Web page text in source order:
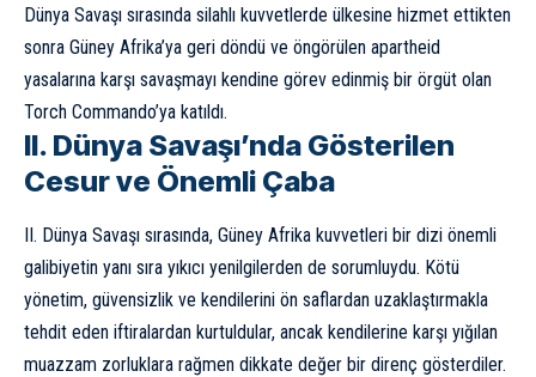
Dünya Savaşı sırasında silahlı kuvvetlerde ülkesine hizmet ettikten
sonra Güney Afrika’ya geri döndü ve öngörülen apartheid
yasalarına karşı savaşmayı kendine görev edinmiş bir örgüt olan
Torch Commando’ya katıldı.
II. Dünya Savaşı’nda Gösterilen
Cesur ve Önemli Çaba
II. Dünya Savaşı sırasında, Güney Afrika kuvvetleri bir dizi önemli
galibiyetin yanı sıra yıkıcı yenilgilerden de sorumluydu. Kötü
yönetim, güvensizlik ve kendilerini ön saflardan uzaklaştırmakla
tehdit eden iftiralardan kurtuldular, ancak kendilerine karşı yığılan
muazzam zorluklara rağmen dikkate değer bir direnç gösterdiler.